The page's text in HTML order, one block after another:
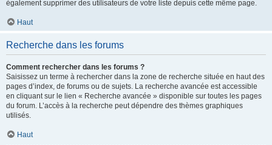
également supprimer des utilisateurs de votre liste depuis cette même page.
Haut
Recherche dans les forums
Comment rechercher dans les forums ?
Saisissez un terme à rechercher dans la zone de recherche située en haut des
pages d’index, de forums ou de sujets. La recherche avancée est accessible
en cliquant sur le lien « Recherche avancée » disponible sur toutes les pages
du forum. L’accès à la recherche peut dépendre des thèmes graphiques
utilisés.
Haut